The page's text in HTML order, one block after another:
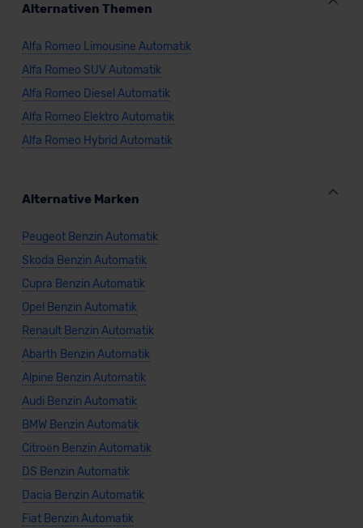
Alternativen Themen
Alfa Romeo Limousine Automatik
Alfa Romeo SUV Automatik
Alfa Romeo Diesel Automatik
Alfa Romeo Elektro Automatik
Alfa Romeo Hybrid Automatik
Alternative Marken
Peugeot Benzin Automatik
Skoda Benzin Automatik
Cupra Benzin Automatik
Opel Benzin Automatik
Renault Benzin Automatik
Abarth Benzin Automatik
Alpine Benzin Automatik
Audi Benzin Automatik
BMW Benzin Automatik
Citroën Benzin Automatik
DS Benzin Automatik
Dacia Benzin Automatik
Fiat Benzin Automatik